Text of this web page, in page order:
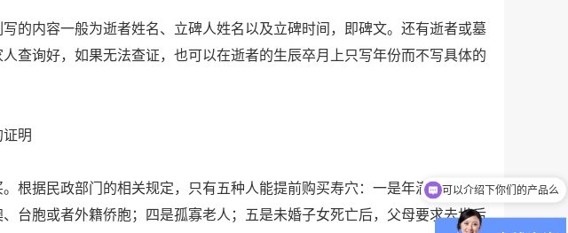
内容一般为逝者姓名、立碑人姓名以及立碑时间，即碑文。还有逝者或墓
查询好，如果无法查证，也可以在逝者的生辰卒月上只写年份而不写具体的
明
据民政部门的相关规定，只有五种人能提前购买寿穴：一是年满80周岁的
台胞或者外籍侨胞；四是孤寡老人；五是未婚子女死亡后，父母要求去世后
可以介绍下你们的产品么
你们是怎么收费的呢